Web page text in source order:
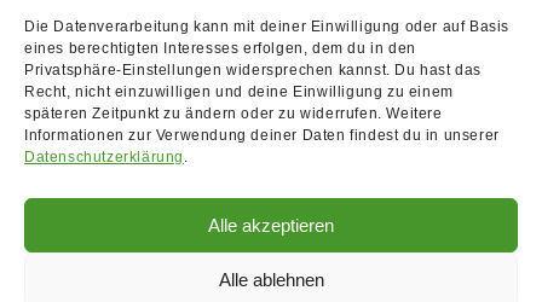
Die Datenverarbeitung kann mit deiner Einwilligung oder auf Basis
eines berechtigten Interesses erfolgen, dem du in den
Privatsphäre-Einstellungen widersprechen kannst. Du hast das
Recht, nicht einzuwilligen und deine Einwilligung zu einem
späteren Zeitpunkt zu ändern oder zu widerrufen. Weitere
Informationen zur Verwendung deiner Daten findest du in unserer
Datenschutzerklärung .
Alle akzeptieren
Alle ablehnen